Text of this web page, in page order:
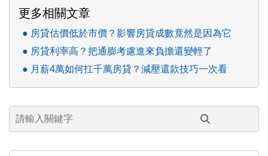
更多相關文章
房貸估價低於市價？影響房貸成數竟然是因為它
房貸利率高？把通膨考慮進來負擔還變輕了
月薪4萬如何扛千萬房貸？減壓還款技巧一次看